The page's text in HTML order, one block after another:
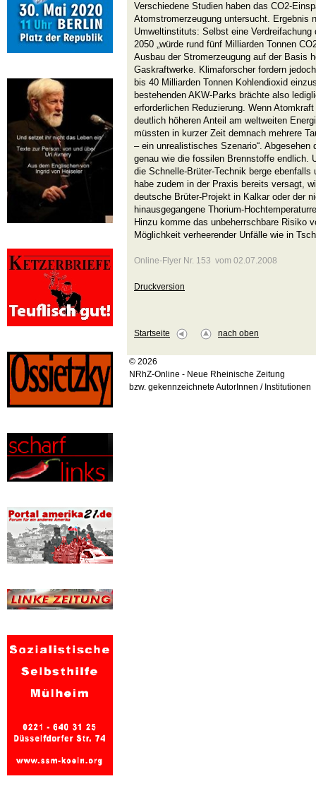
Verschiedene Studien haben das CO2-
Atomstromerzeugung untersucht. Ergebnis
Umweltinstituts: Selbst eine
2050 „würde rund fünf Milliarden Tonnen
Ausbau der Stromerzeugung auf der Basis
Gaskraftwerke. Klimaforscher fordern
bis 40 Milliarden Tonnen Kohlendioxid
bestehenden AKW-Parks brächte also
erforderlichen Reduzierung. Wenn
deutlich höheren Anteil am weltweiten
müssten in kurzer Zeit demnach mehrere
– ein unrealistisches Szenario“. Abgesehen
genau wie die fossilen Brennstoffe endlich.
die Schnelle-Brüter-Technik berge ebenfalls
habe zudem in der Praxis bereits versagt,
deutsche Brüter-Projekt in Kalkar oder der
hinausgegangene Thorium-
Hinzu komme das unbeherrschbare Risiko
Möglichkeit verheerender Unfälle wie in
Online-Flyer Nr. 153 vom 02.07.2008
Druckversion
Startseite nach oben
© 2026
NRhZ-Online - Neue Rheinische Zeitung
bzw. gekennzeichnete AutorInnen / Institutionen